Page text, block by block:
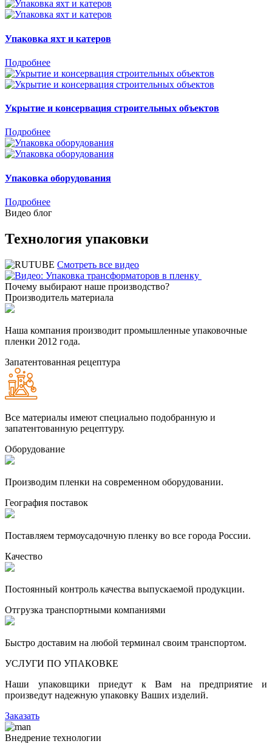
Упаковка яхт и катеров
Подробнее
Укрытие и консервация строительных объектов
Подробнее
Упаковка оборудования
Подробнее
Видео блог
Технология упаковки
Смотреть все видео
Почему выбирают наше производство?
Производитель материала
Наша компания производит промышленные упаковочные
пленки 2012 года.
Запатентованная рецептура
Все материалы имеют специально подобранную и
запатентованную рецептуру.
Оборудование
Производим пленки на современном оборудовании.
География поставок
Поставляем термоусадочную пленку во все города России.
Качество
Постоянный контроль качества выпускаемой продукции.
Отгрузка транспортными компаниями
Быстро доставим на любой терминал своим транспортом.
УСЛУГИ ПО УПАКОВКЕ
Наши упаковщики приедут к Вам на предприятие и
произведут надежную упаковку Ваших изделий.
Заказать
Внедрение технологии